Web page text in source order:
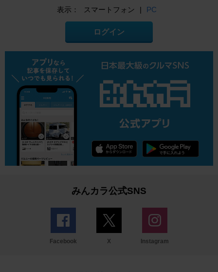
表示： スマートフォン | PC
ログイン
みんカラ公式SNS
Facebook X Instagram